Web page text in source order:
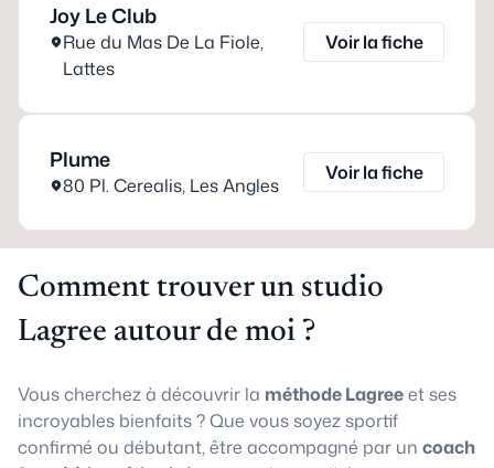
Joy Le Club
Rue du Mas De La Fiole,
Lattes
Voir la fiche
Plume
80 Pl. Cerealis, Les Angles
Voir la fiche
Comment trouver un studio
Lagree autour de moi ?
Vous cherchez à découvrir la méthode Lagreeet ses
incroyables bienfaits ? Que vous soyez sportif
confirmé ou débutant, être accompagné par un coach